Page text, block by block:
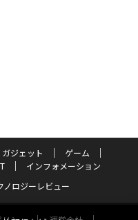
ガジェット
ゲーム
インフォメーション
ノロジーレビュー